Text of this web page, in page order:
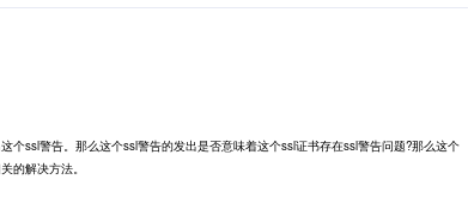
个ssl警告。那么这个ssl警告的发出是否意味着这个ssl证书存在ssl警告问题?那么这个
的解决方法。